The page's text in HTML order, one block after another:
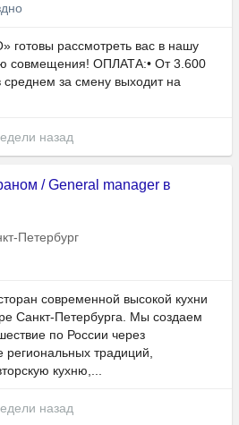
рассмотреть вас в нашу
совмещения! ОПЛАТА:• От 3.600
за смену выходит на
назад
/ General manager в
Петербург
современной высокой кухни
Санкт-Петербурга. Мы создаем
по России через
региональных традиций,
кухню,...
назад